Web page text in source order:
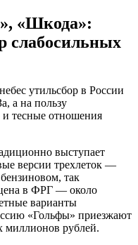
«Шкода»:
слабосильных
утильсбор в России
а на пользу
тесные отношения
выступает
версии трехлеток —
так
в ФРГ — около
варианты
«Гольфы» приезжают
миллионов рублей.